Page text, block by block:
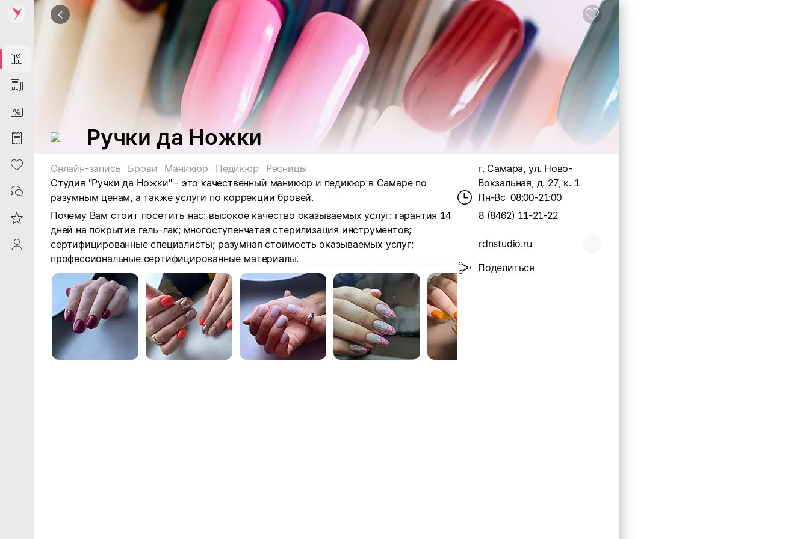
Map
News
DiscountCard
Purchases
Heart
Contacts
Reviews
ProfileSaby
Ручки да Ножки
Онлайн-запись Брови Маникюр Педикюр
Ресницы
Студия "Ручки да Ножки" - это качественный маникюр и педикюр в Самаре по
разумным ценам, а также услуги по коррекции бровей.
Почему Вам стоит посетить нас: высокое качество оказываемых услуг: гарантия 14
дней на покрытие гель-лак; многоступенчатая стерилизация инструментов;
сертифицированные специалисты; разумная стоимость оказываемых услуг;
профессиональные сертифицированные материалы.
г. Самара, ул. Ново-
Вокзальная, д. 27, к. 1
Пн-Вс 08:00-21:00
8 (8462) 11-21-22
rdnstudio.ru
Поделиться